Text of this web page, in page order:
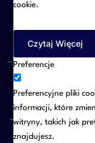
– umowy
– umowy
– umowy
–
cookie.
Czytaj Więcej
Preferencje
Preferencyjne pliki
informacji, które
witryny, takich jak
znajdujesz.